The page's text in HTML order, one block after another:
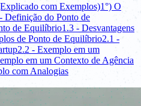
com Exemplos)1°) O
Definição do Ponto de
de Equilíbrio1.3 - Desvantagens
de Ponto de Equilíbrio2.1 -
2.2 - Exemplo em um
em um Contexto de Agência
com Analogias